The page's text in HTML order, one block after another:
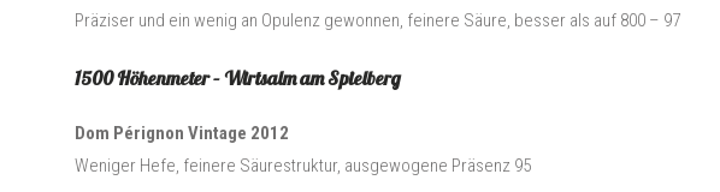
Präziser und ein wenig an Opulenz gewonnen, feinere Säure, besser als auf 800 – 97
1500 Höhenmeter – Wirtsalm am Spielberg
Dom Pérignon Vintage 2012
Weniger Hefe, feinere Säurestruktur, ausgewogene Präsenz 95